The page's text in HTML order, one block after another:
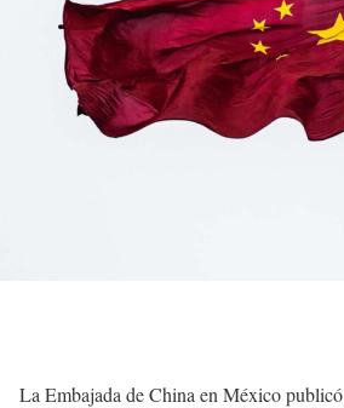
La Embajada de China en México publicó